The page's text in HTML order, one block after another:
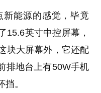
新能源的感觉，毕竟
15.6英寸中控屏幕，
块大屏幕外，它还配
排地台上有50W手机
。